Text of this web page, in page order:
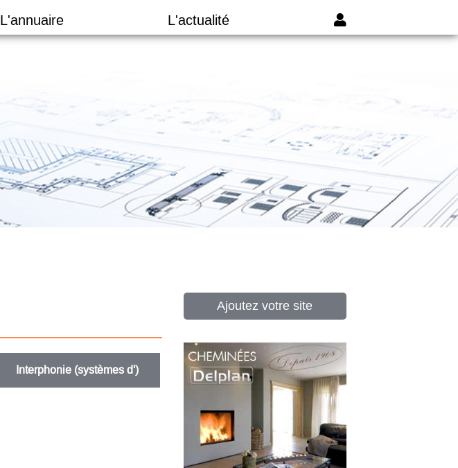
L'annuaire L'actualité
Interphonie (systèmes d')
Ajoutez votre site